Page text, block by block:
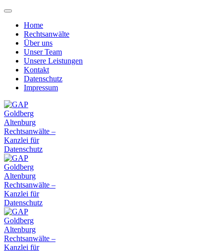
Home
Rechtsanwälte
Über uns
Unser Team
Unsere Leistungen
Kontakt
Datenschutz
Impressum